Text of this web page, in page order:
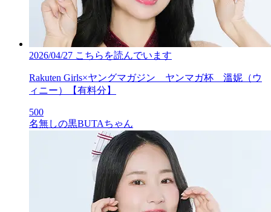
2026/04/27 こちらを読んでいます
Rakuten Girls×ヤングマガジン ヤンマガ杯 溫妮（ウ
ィニー）【有料分】
500
名無しの黒BUTAちゃん